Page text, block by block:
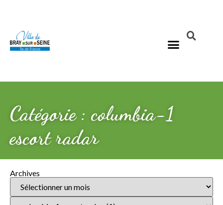
Catégorie : columbia-1
escort radar
Archives